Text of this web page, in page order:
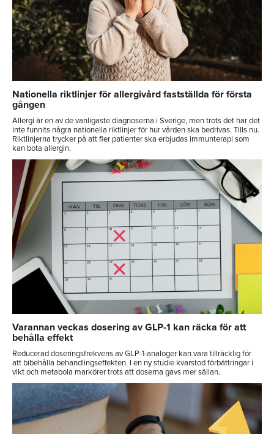
Nationella riktlinjer för allergivård fastställda för första
gången
Allergi är en av de vanligaste diagnoserna i Sverige, men trots det har det
inte funnits några nationella riktlinjer för hur vården ska bedrivas. Tills nu.
Riktlinjerna trycker på att fler patienter ska erbjudas immunterapi som
kan bota allergin.
Varannan veckas dosering av GLP-1 kan räcka för att
behålla effekt
Reducerad doseringsfrekvens av GLP-1-analoger kan vara tillräcklig för
att bibehålla behandlingseffekten. I en ny studie kvarstod förbättringar i
vikt och metabola markörer trots att doserna gavs mer sällan.